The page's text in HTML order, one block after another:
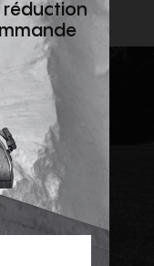
réduction